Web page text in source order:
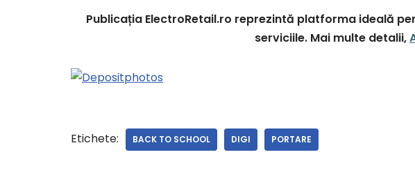
Publicația ElectroRetail.ro reprezintă platforma ideală
serviciile. Mai multe detalii,
Etichete: BACK TO SCHOOL DIGI PORTARE